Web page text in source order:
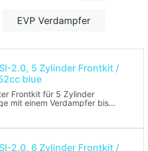
EVP Verdampfer
2.0, 5 Zylinder Frontkit /
blue
Frontkit für 5 Zylinder
mit einem Verdampfer bis
STD bis 250KW (8mm)
2.0, 6 Zylinder Frontkit /